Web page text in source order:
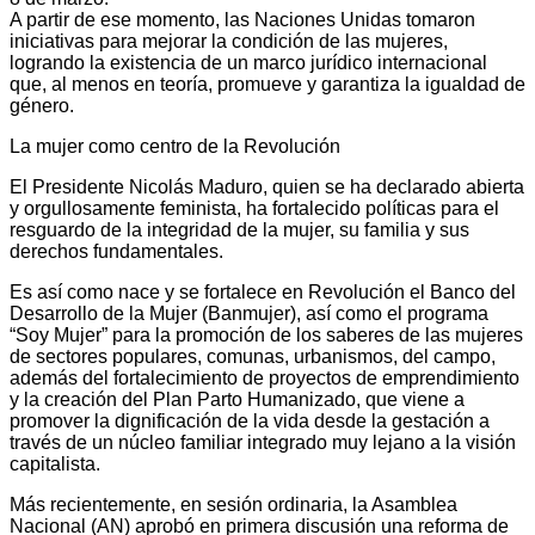
A partir de ese momento, las Naciones Unidas tomaron
iniciativas para mejorar la condición de las mujeres,
logrando la existencia de un marco jurídico internacional
que, al menos en teoría, promueve y garantiza la igualdad de
género.
La mujer como centro de la Revolución
El Presidente Nicolás Maduro, quien se ha declarado abierta
y orgullosamente feminista, ha fortalecido políticas para el
resguardo de la integridad de la mujer, su familia y sus
derechos fundamentales.
Es así como nace y se fortalece en Revolución el Banco del
Desarrollo de la Mujer (Banmujer), así como el programa
“Soy Mujer” para la promoción de los saberes de las mujeres
de sectores populares, comunas, urbanismos, del campo,
además del fortalecimiento de proyectos de emprendimiento
y la creación del Plan Parto Humanizado, que viene a
promover la dignificación de la vida desde la gestación a
través de un núcleo familiar integrado muy lejano a la visión
capitalista.
Más recientemente, en sesión ordinaria, la Asamblea
Nacional (AN) aprobó en primera discusión una reforma de